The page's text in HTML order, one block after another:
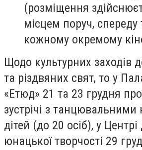
(розміщення
місцем поруч, спереду
кожному окремому
Щодо культурних заходів
та різдвяних свят, то у
«Етюд» 21 та 23 грудня
зустрічі з
дітей (до 20 осіб), у Центрі
юнацької творчості 29